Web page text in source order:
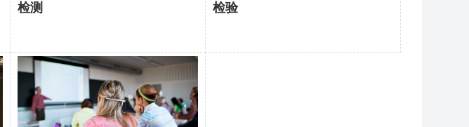
检测
检验